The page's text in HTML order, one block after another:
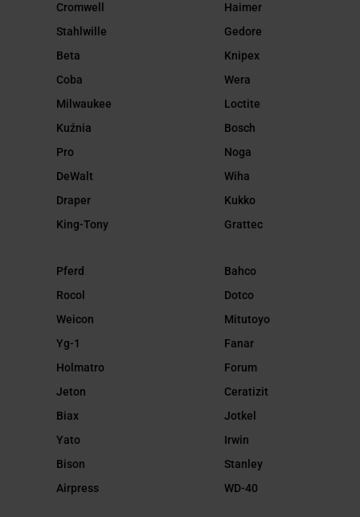
Cromwell
Stahlwille
Beta
Coba
Milwaukee
Kuźnia
Pro
DeWalt
Draper
King-Tony
Haimer
Gedore
Knipex
Wera
Loctite
Bosch
Noga
Wiha
Kukko
Grattec
Pferd
Rocol
Weicon
Yg-1
Holmatro
Jeton
Biax
Yato
Bison
Airpress
Bahco
Dotco
Mitutoyo
Fanar
Forum
Ceratizit
Jotkel
Irwin
Stanley
WD-40